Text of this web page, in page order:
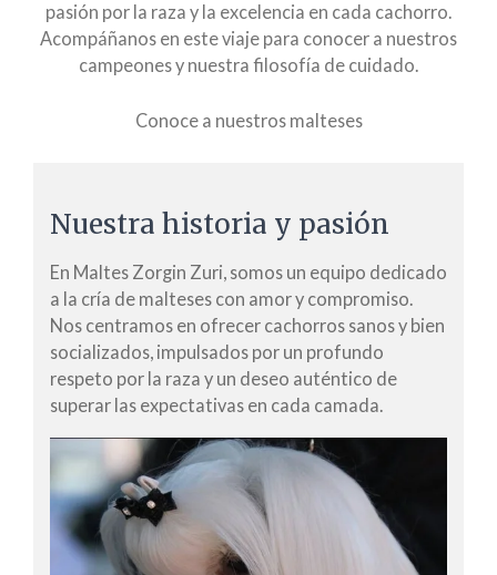
pasión por la raza y la excelencia en cada cachorro.
Acompáñanos en este viaje para conocer a nuestros
campeones y nuestra filosofía de cuidado.
Conoce a nuestros malteses
Nuestra historia y pasión
En Maltes Zorgin Zuri, somos un equipo dedicado
a la cría de malteses con amor y compromiso.
Nos centramos en ofrecer cachorros sanos y bien
socializados, impulsados por un profundo
respeto por la raza y un deseo auténtico de
superar las expectativas en cada camada.